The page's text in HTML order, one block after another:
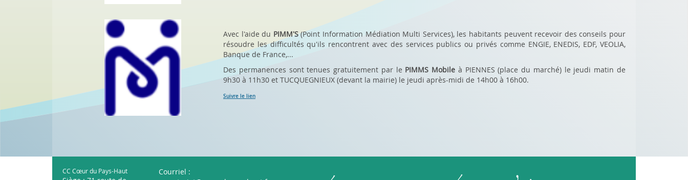
Avec l'aide du PIMM'S(Point Information Médiation Multi Services), les habitants peuvent recevoir des conseils pour
résoudre les difficultés qu'ils rencontrent avec des services publics ou privés comme ENGIE, ENEDIS, EDF, VEOLIA,
Banque de France,...
Des permanences sont tenues gratuitement par le PIMMS Mobile à PIENNES (place du marché) le jeudi matin de
9h30 à 11h30 et TUCQUEGNIEUX (devant la mairie) le jeudi après-midi de 14h00 à 16h00.
Suivre le lien
CC Cœur du Pays-Haut
Courriel :